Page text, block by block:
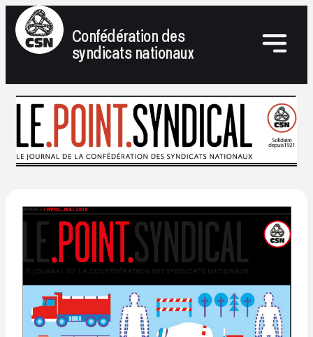
Confédération des
syndicats nationaux